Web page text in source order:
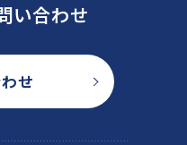
い合わせ
せ